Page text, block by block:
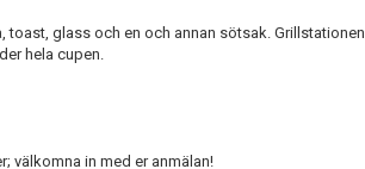
toast, glass och en och annan sötsak. Grillstationen
hela cupen.
välkomna in med er anmälan!